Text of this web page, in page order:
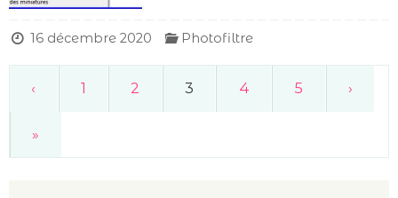
16 décembre 2020 Photofiltre
‹ 1 2 3 4 5 ›
»